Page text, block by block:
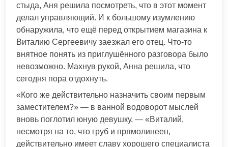
стыда, Аня решила посмотреть, что в этот момент
делал управляющий. И к большому изумлению
обнаружила, что ещё перед открытием магазина к
Виталию Сергеевичу заезжал его отец. Что-то
внятное понять из приглушённого разговора было
невозможно. Махнув рукой, Анна решила, что
сегодня пора отдохнуть.
«Кого же действительно назначить своим первым
заместителем?» — в ванной водоворот мыслей
вновь поглотил юную девушку, — «Виталий,
несмотря на то, что груб и прямолинеен,
действительно имеет славу хорошего специалиста